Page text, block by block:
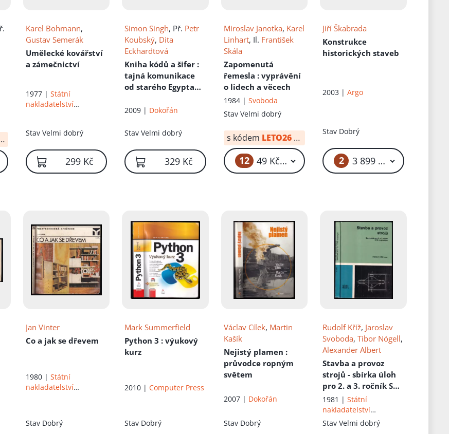
Kč
Karel Bohmann,
Gustav Semerák
Umělecké kovářství
a zámečnictví
1977 | Státní
nakladatelství
Stav Velmi dobrý
299 Kč
Simon Singh, Př. Petr
Koubský, Dita
Eckhardtová
Kniha kódů a šifer :
tajná komunikace
od starého Egypta
kryptografii
2009 | Dokořán
StavVelmi dobrý
329 Kč
Miroslav Janotka, Karel
Linhart, Il. František
Skála
Zapomenutá
řemesla : vyprávění
o lidech a věcech
1984 | Svoboda
Stav Velmi dobrý
s kódem LETO26 od: 34 Kč
12 49 Kč – 59 Kč
Jiří Škabrada
Konstrukce
historických staveb
2003 |Argo
Stav Dobrý
2 3 899 Kč – 4 299 Kč
Jan Vinter
Co a jak se dřevem
1980 | Státní
nakladatelství
Stav Dobrý
Mark Summerfield
Python 3 : výukový
kurz
2010 |Computer Press
Stav Dobrý
Václav Cílek, Martin
Kašík
Nejistý plamen :
průvodce ropným
světem
2007 | Dokořán
Stav Dobrý
Rudolf Kříž, Jaroslav
Svoboda,Tibor Nógell,
Alexander Albert
Stavba a provoz
strojů - sbírka úloh
pro 2. a 3. ročník SPŠ
strojnických
1981 |Státní
nakladatelství
technické literatury
StavVelmi dobrý